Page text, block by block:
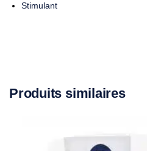
Stimulant
Produits similaires